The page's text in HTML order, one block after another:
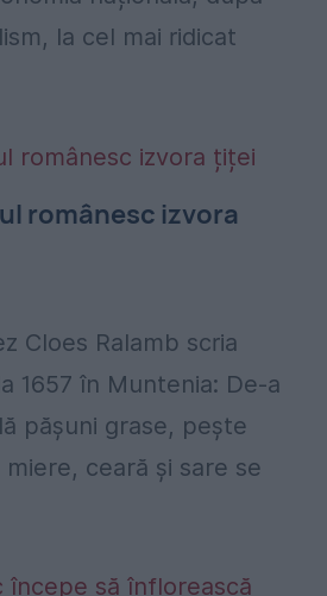
la cel mai ridicat
românesc izvora
Cloes Ralamb scria
1657 în Muntenia: De-a
pășuni grase, pește
ceară și sare se